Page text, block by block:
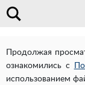
Продолжая
ознакомились с
использованием